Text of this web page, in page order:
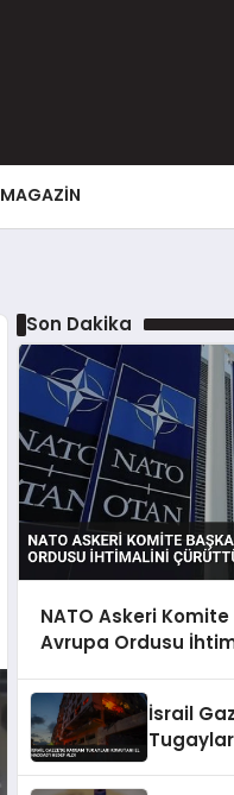
MAGAZIN
Son Dakika
NATO Askeri
Avrupa Ordusu
İsrail